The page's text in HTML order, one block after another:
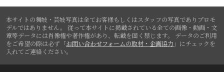
本サイトの舞妓・芸妓写真は全てお客様もしくはスタッフの写真でありプロモ
デルではありません。
従って本サイトに掲載されている全ての画像・動画・文
章等データには肖像権や著作権があり、転載を固く禁じます。
データのご利用
をご希望の際は必ず「お問い合わせフォームの取材・企画協力 」にチェックを
入れてご連絡ください。